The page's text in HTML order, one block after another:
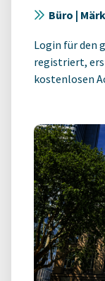
Büro |
Login für den
registriert,
kostenlosen